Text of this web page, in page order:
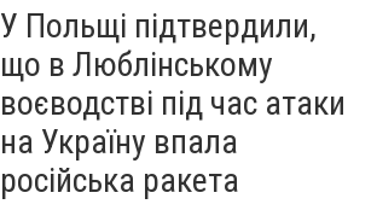
У Польщі підтвердили,
що в Люблінському
воєводстві під час атаки
на Україну впала
російська ракета